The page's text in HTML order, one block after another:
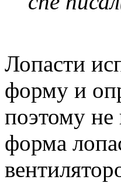
Лопасти
форму и
поэтому
форма